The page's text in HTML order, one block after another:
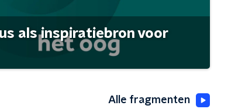
als inspiratiebron voor
Alle fragmenten